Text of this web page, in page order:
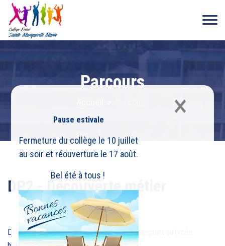
×
Pause estivale
Fermeture du collège le 10 juillet
au soir et réouverture le 17 août.
Bel été à tous !
Parcours
DP2 - Découverte métier
DP2, découverte du métier de barman enseignant au lycée